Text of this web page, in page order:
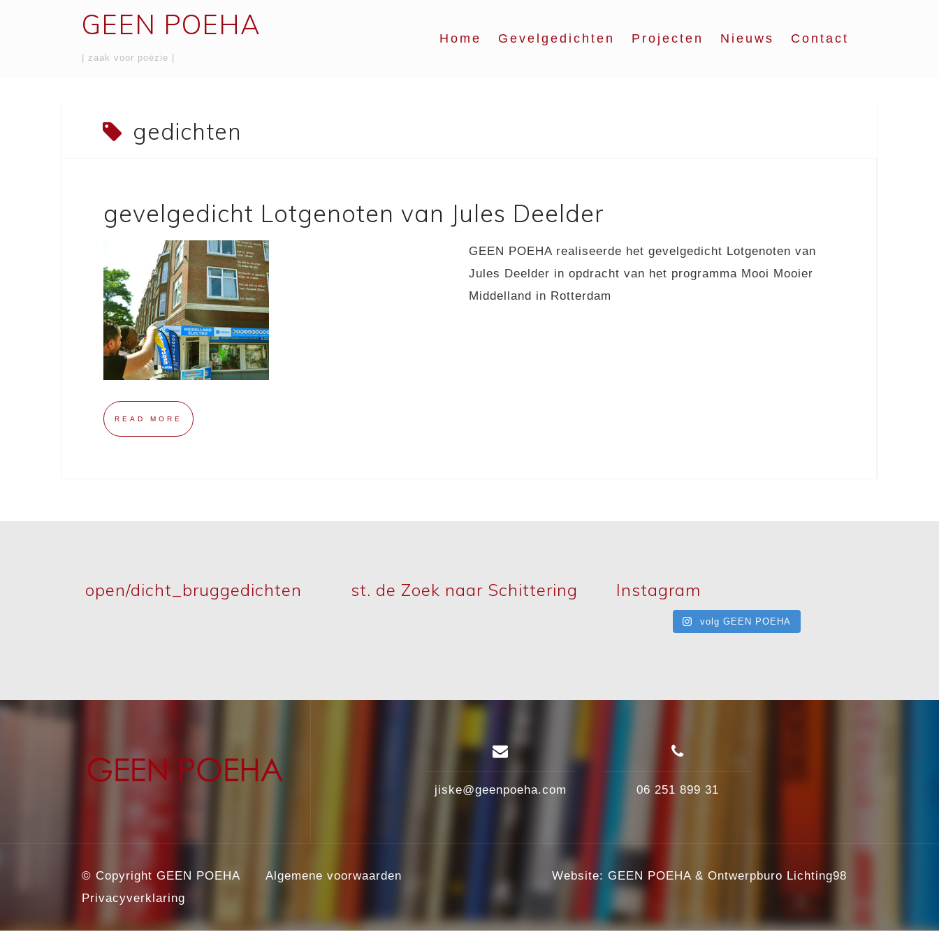
GEEN POEHA
| zaak voor poëzie |
Home Gevelgedichten Projecten Nieuws Contact
gedichten
gevelgedicht Lotgenoten van Jules Deelder
GEEN POEHA realiseerde het gevelgedicht Lotgenoten van
Jules Deelder in opdracht van het programma Mooi Mooier
Middelland in Rotterdam
READ MORE
open/dicht_bruggedichten st. de Zoek naar Schittering Instagram
volg GEEN POEHA
jiske@geenpoeha.com 06 251 899 31
© Copyright GEEN POEHA
Algemene voorwaarden
Privacyverklaring
Website: GEEN POEHA& Ontwerpburo Lichting98